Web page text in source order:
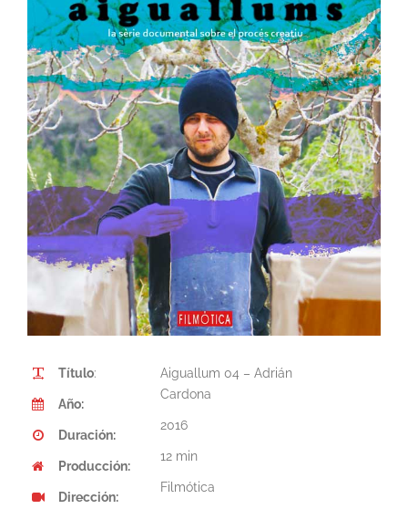
Título:
Año:
Duración:
Producción:
Dirección:
Aiguallum 04 – Adrián
Cardona
2016
12 min
Filmótica